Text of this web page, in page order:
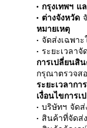
• กรุงเทพฯ
• ต่างจังหวัด
หมายเหตุ
• จัดส่งเฉพา
• ระยะเวลา
การเปลี่ยนสิ
กรุณาตรวจส
ระยะเวลาก
เงื่อนไขการ
• บริษัทฯ จัด
• สินค้าที่จัดส่